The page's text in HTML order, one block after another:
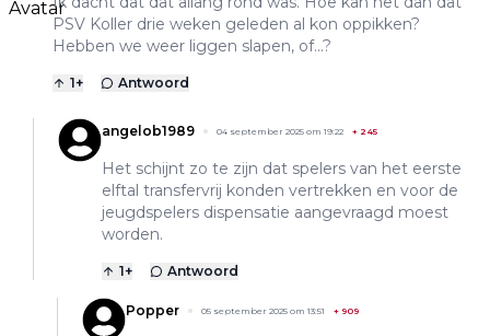
PSV Koller drie weken geleden al kon oppikken?
Hebben we weer liggen slapen, of...?
1+ Antwoord
angelob1989 04 september 2025 om 19:22 + 245
Het schijnt zo te zijn dat spelers van het eerste
elftal transfervrij konden vertrekken en voor de
jeugdspelers dispensatie aangevraagd moest
worden.
1+ Antwoord
Popper 05 september 2025 om 13:51 + 909